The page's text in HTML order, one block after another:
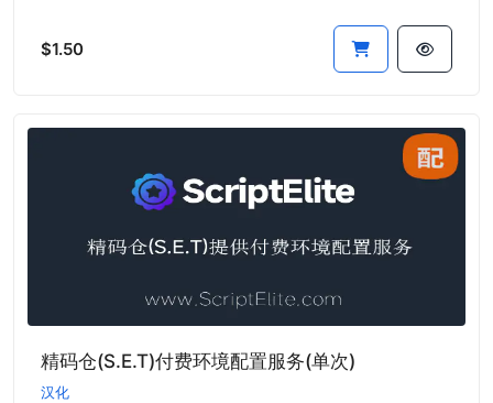
$1.50
精码仓(S.E.T)付费环境配置服务(单次)
汉化